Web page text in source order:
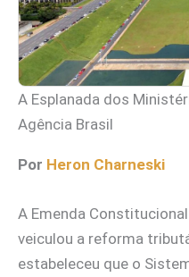
A Esplanada dos
Agência Brasil
Por Heron Charneski
A Emenda
veiculou a reforma
estabeleceu que o